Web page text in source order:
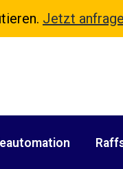
Jetzt